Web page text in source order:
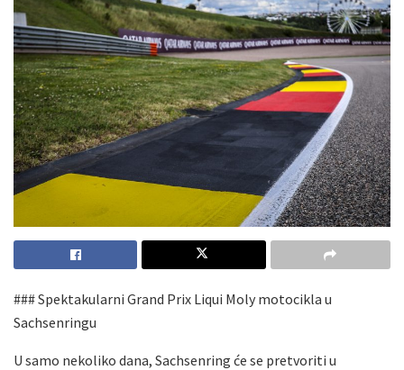
### Spektakularni Grand Prix Liqui Moly motocikla u
Sachsenringu
U samo nekoliko dana, Sachsenring će se pretvoriti u